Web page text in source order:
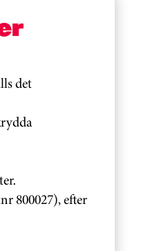
det
800027), efter